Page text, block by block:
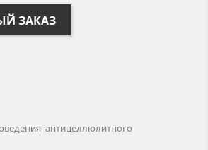
ЗАКАЗ
антицеллюлитного